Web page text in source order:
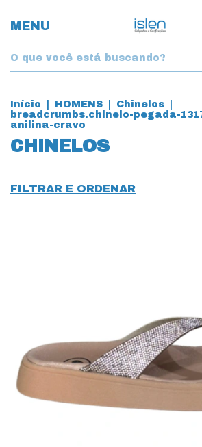
MENU
Início HOMENS Chinelos
breadcrumbs.chinelo-pegada-
anilina-cravo
CHINELOS
FILTRAR E ORDENAR